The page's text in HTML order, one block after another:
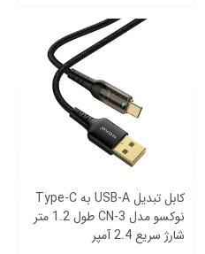
کابل تبدیل USB-A به Type-C
نوکسو مدل CN-3 طول 1.2 متر
شارژ سریع 2.4 آمپر